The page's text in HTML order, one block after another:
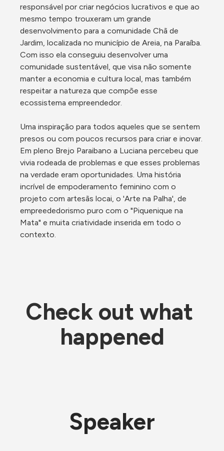
responsável por criar negócios lucrativos e que ao
mesmo tempo trouxeram um grande
desenvolvimento para a comunidade Chã de
Jardim, localizada no município de Areia, na Paraíba.
Com isso ela conseguiu desenvolver uma
comunidade sustentável, que visa não somente
manter a economia e cultura local, mas também
respeitar a natureza que compõe esse
ecossistema empreendedor.
Uma inspiração para todos aqueles que se sentem
presos ou com poucos recursos para criar e inovar.
Em pleno Brejo Paraibano a Luciana percebeu que
vivia rodeada de problemas e que esses problemas
na verdade eram oportunidades. Uma história
incrível de empoderamento feminino com o
projeto com artesãs locai, o 'Arte na Palha', de
empreededorismo puro com o "Piquenique na
Mata" e muita criatividade inserida em todo o
contexto.
Check out what
happened
Speaker